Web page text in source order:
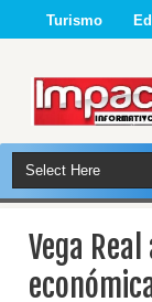
Turismo
Vega